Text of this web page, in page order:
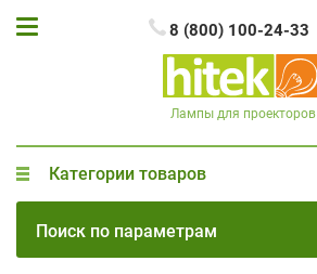
8 (800) 100-24-33
Лампы для проекторов
Категории товаров
Поиск по параметрам